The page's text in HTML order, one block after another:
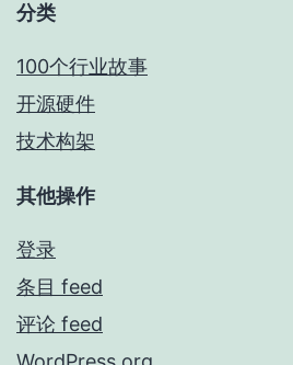
分类
100个行业故事
开源硬件
技术构架
其他操作
登录
条目 feed
评论 feed